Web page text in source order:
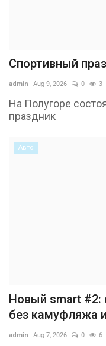
Спортивный
admin Aug 9, 2026 0 3
На Полугоре
праздник
Авто
Новый smart #2:
без камуфляжа
admin Aug 7, 2026 0 6